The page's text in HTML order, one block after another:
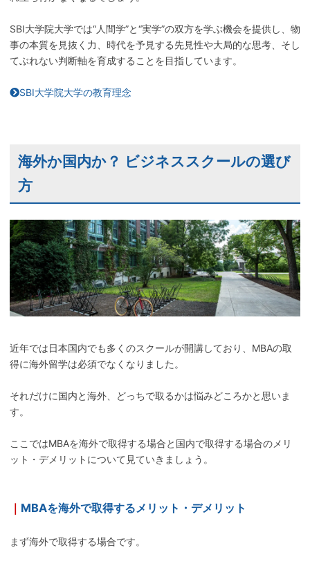
SBI大学院大学では“人間学”と“実学”の双方を学ぶ機会を提供し、物
事の本質を見抜く力、時代を予見する先見性や大局的な思考、そし
てぶれない判断軸を育成することを目指しています。
SBI大学院大学の教育理念
海外か国内か？ ビジネススクールの選び
方
近年では日本国内でも多くのスクールが開講しており、MBAの取
得に海外留学は必須でなくなりました。
それだけに国内と海外、どっちで取るかは悩みどころかと思いま
す。
ここではMBAを海外で取得する場合と国内で取得する場合のメリ
ット・デメリットについて見ていきましょう。
｜ MBAを海外で取得するメリット・デメリット
まず海外で取得する場合です。